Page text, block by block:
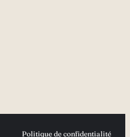
Politique de confidentialité